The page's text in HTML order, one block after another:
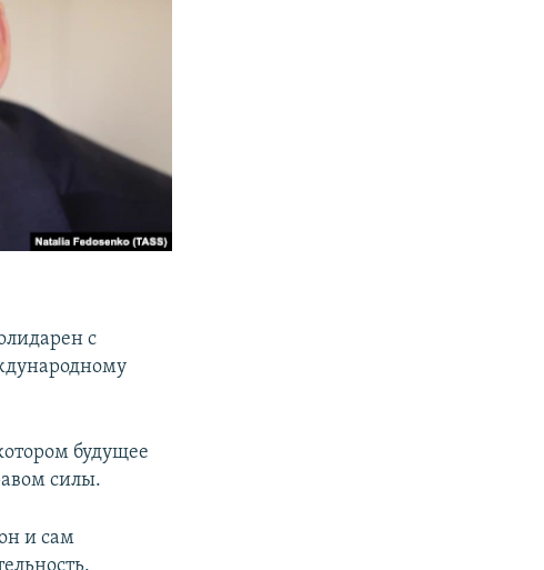
с
будущее
силы.
и сам